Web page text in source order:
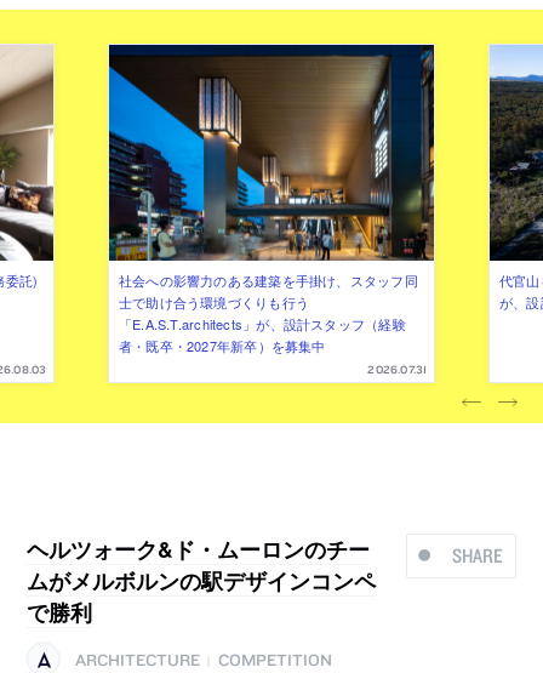
委託)
社会への影響力のある建築を手掛け、スタッフ同
士で助け合う環境づくりも行う
「E.A.S.T.architects」が、設計スタッフ（経験
者・既卒・2027年新卒）を募集中
2026.07.31
代官
が、
SHARE
ヘルツォーク&ド・ムーロンのチー
ムがメルボルンの駅デザインコンペ
で勝利
ARCHITECTURE COMPETITION